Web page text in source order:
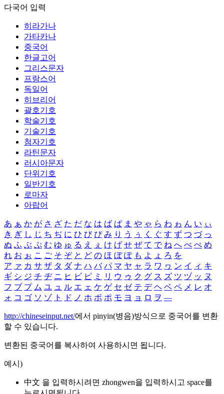
다국어 입력
히라가나
가타카나
중국어
한글고어
그리스문자
프랑스어
독일어
히브리어
괄호기호
학술기호
기술기호
첨자기호
라틴문자
러시아문자
단위기호
일반기호
로마자
아랍어
あ ぁ か が さ ざ た だ な は ば ぱ ま や ゃ ら わ ゎ ん い ぃ
き ぎ し じ ち ぢ に ひ び ぴ み り う ぅ く ぐ す ず つ づ っ
ぬ ふ ぶ ぷ む ゆ ゅ る え ぇ け げ せ ぜ て で ね へ べ ぺ め
れ お ぉ こ ご そ ぞ と ど の ほ ぼ ぽ も よ ょ ろ を
ア ァ カ サ ザ タ ダ ナ ハ バ パ マ ヤ ャ ラ ワ ヮ ン イ ィ キ
ギ シ ジ チ ヂ ニ ヒ ビ ピ ミ リ ウ ゥ ク グ ス ズ ツ ヅ ッ ヌ
フ ブ プ ム ユ ュ ル エ ェ ケ ゲ セ ゼ テ デ ヘ ベ ペ メ レ オ
ォ コ ゴ ソ ゾ ト ド ノ ホ ボ ポ モ ヨ ョ ロ ヲ ―
http://chineseinput.net/에서 pinyin(병음)방식으로 중국어를 변환
할 수 있습니다.
변환된 중국어를 복사하여 사용하시면 됩니다.
예시)
中文 을 입력하시려면 zhongwen을 입력하시고 space를